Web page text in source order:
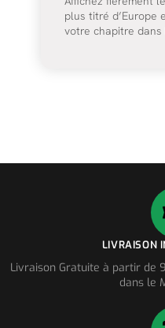
plus titré d’Europe
votre chapitre dans
LIVRAISON
Livraison Gratuite à partir de
dans le